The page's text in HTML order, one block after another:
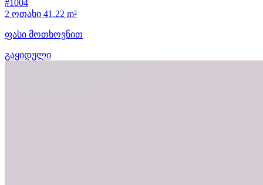
#1004
2 ოთახი 41.22 m²
ფასი მოთხოვნით
გაყიდული